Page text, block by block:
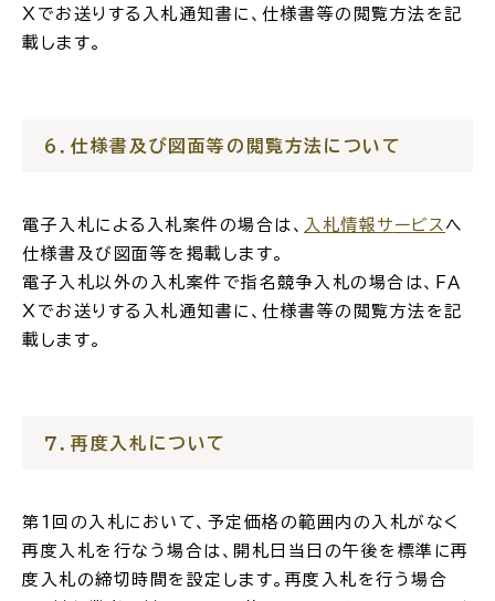
プリ
ウンロード
電子申請・ 手続きガ
市役所へのアクセス
各課へのお問い合わせ
Ｘでお送りする入札通知書に、仕様書等の閲覧方法を記
載します。
６．仕様書及び図面等の閲覧方法について
電子入札による入札案件の場合は、 入札情報サ ー ビス へ
仕様書及び図面等を掲載します。
電子入札以外の入札案件で指名競争入札の場合は、ＦＡ
Ｘでお送りする入札通知書に、仕様書等の閲覧方法を記
載します。
７．再度入札について
第１回の入札において、予定価格の範囲内の入札がなく
再度入札を行なう場合は、開札日当日の午後を標準に再
度入札の締切時間を設定します。再度入札を行う場合